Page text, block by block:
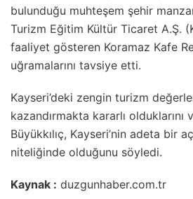
bulunduğu muhteşem şehir
Turizm Eğitim Kültür Ticaret A.Ş.
faaliyet gösteren Koramaz Kafe
uğramalarını tavsiye etti.
Kayseri’deki zengin turizm
kazandırmakta kararlı olduklarını
Büyükkılıç, Kayseri’nin adeta bir
niteliğinde olduğunu söyledi.
Kaynak : duzgunhaber.com.tr